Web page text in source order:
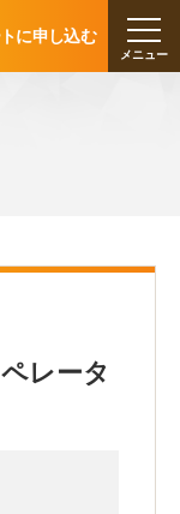
に申し込む
レータ